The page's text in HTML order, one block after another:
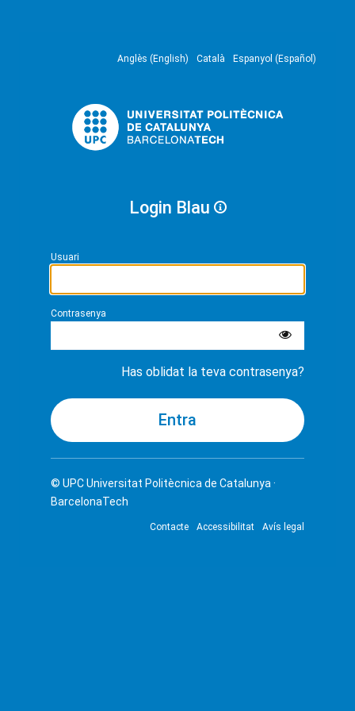
Anglès (English) Català Espanyol (Español)
Login Blau
Usuari
Contrasenya
Has oblidat la teva contrasenya?
© UPCUniversitat Politècnica de Catalunya ·
BarcelonaTech
Contacte Accessibilitat Avís legal